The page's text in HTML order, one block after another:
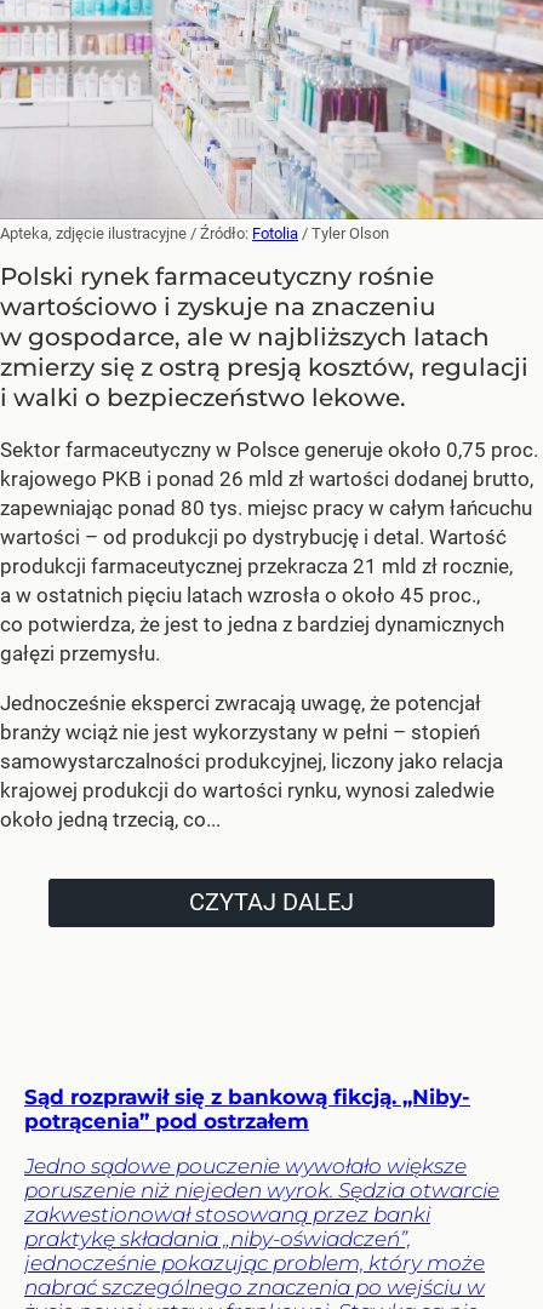
Apteka, zdjęcie ilustracyjne / Źródło: Fotolia / Tyler Olson
Polski rynek farmaceutyczny rośnie
wartościowo i zyskuje na znaczeniu
w gospodarce, ale w najbliższych latach
zmierzy się z ostrą presją kosztów, regulacji
i walki o bezpieczeństwo lekowe.
Sektor farmaceutyczny w Polsce generuje około 0,75 proc.
krajowego PKB i ponad 26 mld zł wartości dodanej brutto,
zapewniając ponad 80 tys. miejsc pracy w całym łańcuchu
wartości – od produkcji po dystrybucję i detal. Wartość
produkcji farmaceutycznej przekracza 21 mld zł rocznie,
a w ostatnich pięciu latach wzrosła o około 45 proc.,
co potwierdza, że jest to jedna z bardziej dynamicznych
gałęzi przemysłu.
Jednocześnie eksperci zwracają uwagę, że potencjał
branży wciąż nie jest wykorzystany w pełni – stopień
samowystarczalności produkcyjnej, liczony jako relacja
krajowej produkcji do wartości rynku, wynosi zaledwie
około jedną trzecią, co...
CZYTAJ DALEJ
Sąd rozprawił się z bankową fikcją. „Niby-
potrącenia” pod ostrzałem
Jedno sądowe pouczenie wywołało większe
poruszenie niż niejeden wyrok. Sędzia otwarcie
zakwestionował stosowaną przez banki
praktykę składania „niby-oświadczeń”,
jednocześnie pokazując problem, który może
nabrać szczególnego znaczenia po wejściu w